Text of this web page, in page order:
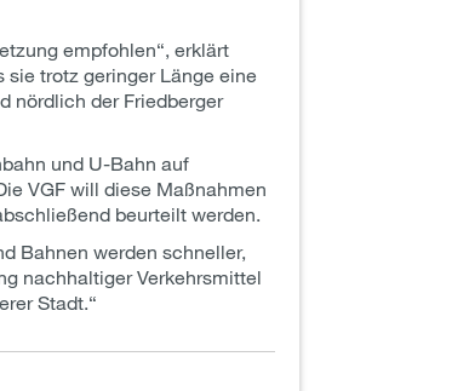
empfohlen“, erklärt
trotz geringer Länge eine
nördlich der Friedberger
und U-Bahn auf
VGF will diese Maßnahmen
beurteilt werden.
Bahnen werden schneller,
nachhaltiger Verkehrsmittel
Stadt.“